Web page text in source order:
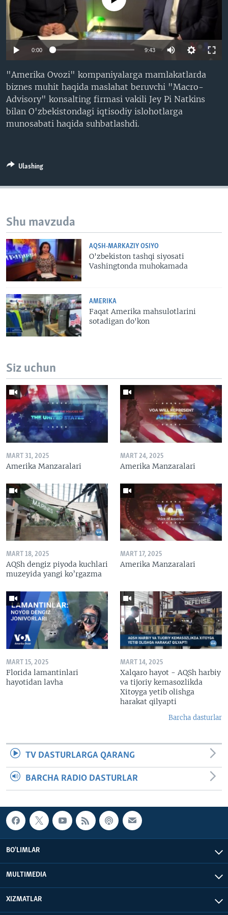
XABARLAR SURATLARDA
ODNOKLASSNIKI
TELEGRAM
TWITTER
0:00 9:43
"Amerika Ovozi" kompaniyalarga mamlakatlarda
biznes muhit haqida maslahat beruvchi "Macro-
Advisory" konsalting firmasi vakili Jey Pi Natkins
bilan O'zbekistondagi iqtisodiy islohotlarga
munosabati haqida suhbatlashdi.
Ulashing
Shu mavzuda
AQSH-MARKAZIY OSIYO
O'zbekiston tashqi siyosati
Vashingtonda muhokamada
AMERIKA
Faqat Amerika mahsulotlarini
sotadigan do'kon
Siz uchun
MART 31, 2025
Amerika Manzaralari
MART 24, 2025
Amerika Manzaralari
MART 18, 2025
AQSh dengiz piyoda kuchlari
muzeyida yangi ko’rgazma
MART 17, 2025
Amerika Manzaralari
MART 15, 2025
Florida lamantinlari
hayotidan lavha
MART 14, 2025
Xalqaro hayot - AQSh harbiy
va tijoriy kemasozlikda
Xitoyga yetib olishga
harakat qilyapti
Barcha dasturlar
TV DASTURLARGA QARANG
BARCHA RADIO DASTURLAR
BO'LIMLAR
MULTIMEDIA
XIZMATLAR